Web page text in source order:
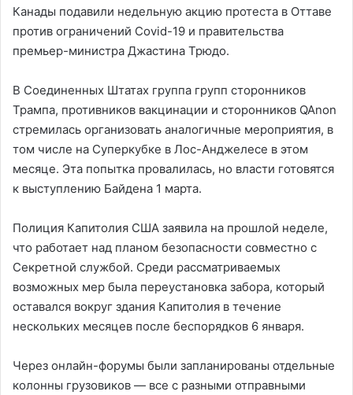
Канады подавили недельную акцию протеста в Оттаве
против ограничений Covid-19 и правительства
премьер-министра Джастина Трюдо.
В Соединенных Штатах группа групп сторонников
Трампа, противников вакцинации и сторонников QAnon
стремилась организовать аналогичные мероприятия, в
том числе на Суперкубке в Лос-Анджелесе в этом
месяце. Эта попытка провалилась, но власти готовятся
к выступлению Байдена 1 марта.
Полиция Капитолия США заявила на прошлой неделе,
что работает над планом безопасности совместно с
Секретной службой. Среди рассматриваемых
возможных мер была переустановка забора, который
оставался вокруг здания Капитолия в течение
нескольких месяцев после беспорядков 6 января.
Через онлайн-форумы были запланированы отдельные
колонны грузовиков — все с разными отправными